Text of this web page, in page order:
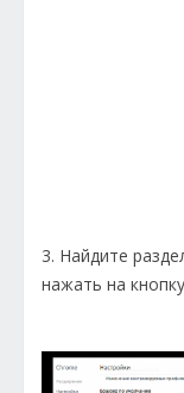
3. Найдите
нажать на